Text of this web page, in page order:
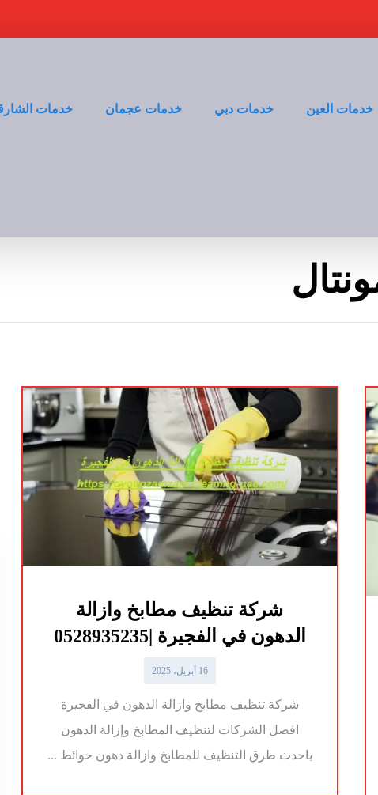
خدمات العين خدمات دبي خدمات عجمان خدمات
شركة تنظيف مطابخ وازالة
الدهون في الفجيرة |0528935235
16 أبريل، 2025
شركة تنظيف مطابخ وازالة الدهون في الفجيرة
افضل الشركات لتنظيف المطابخ وإزالة الدهون
باحدث طرق التنظيف للمطابخ وازالة دهون حوائط ...